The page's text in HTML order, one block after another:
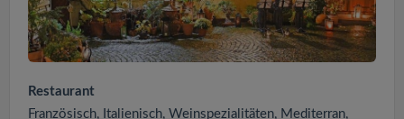
Restaurant
Französisch, Italienisch, Weinspezialitäten, Mediterran,